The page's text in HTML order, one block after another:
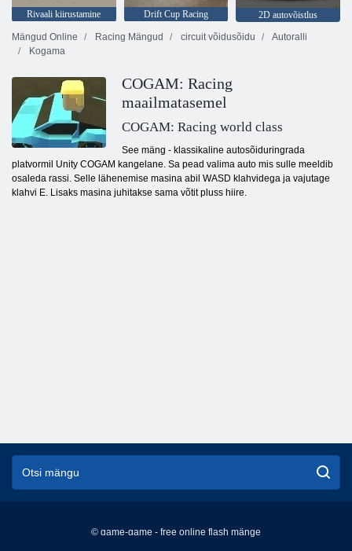
Rivaali kiirustamine Drift Cup Racing
2D autovõistlus
Mängud Online
Racing Mängud circuit võidusõidu
Autoralli
Kogama
COGAM: Racing
maailmatasemel
COGAM: Racing world class
See mäng - klassikaline autosõiduringrada
platvormil Unity COGAM kangelane. Sa pead valima auto mis sulle meeldib
osaleda rassi. Selle lähenemise masina abil WASD klahvidega ja vajutage
klahvi E. Lisaks masina juhitakse sama võtit pluss hiire.
© game-game - free online flash mänge